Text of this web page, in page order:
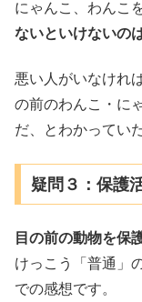
にゃんこ、わんこ
ないといけないの
悪い人がいなけれ
の前のわんこ・に
だ、とわかってい
疑問３：保護
目の前の動物を保
けっこう「普通」
での感想です。